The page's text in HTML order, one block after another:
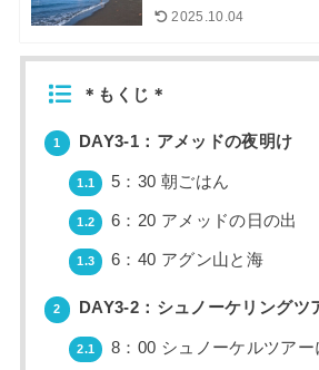
2025.10.04
＊もくじ＊
1 DAY3-1：アメッドの夜明け
1.1 5：30 朝ごはん
1.2 6：20 アメッドの日の出
1.3 6：40 アグン山と海
2 DAY3-2：シュノーケリングツ
2.1 8：00 シュノーケルツアー